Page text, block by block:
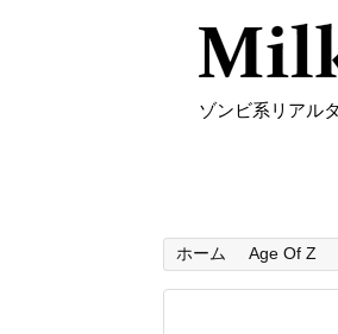
ゾンビ系リアル
ホーム Age Of Z